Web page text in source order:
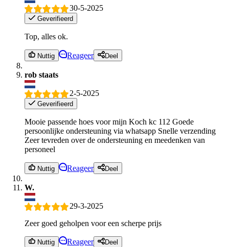
30-5-2025
Geverifieerd
Top, alles ok.
Nuttig Reageer Deel
rob staats
2-5-2025
Geverifieerd
Mooie passende hoes voor mijn Koch kc 112 Goede
persoonlijke ondersteuning via whatsapp Snelle verzending
Zeer tevreden over de ondersteuning en meedenken van
personeel
Nuttig Reageer Deel
W.
29-3-2025
Zeer goed geholpen voor een scherpe prijs
Nuttig Reageer Deel